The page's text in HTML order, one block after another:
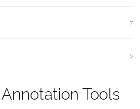
7
5
Tools